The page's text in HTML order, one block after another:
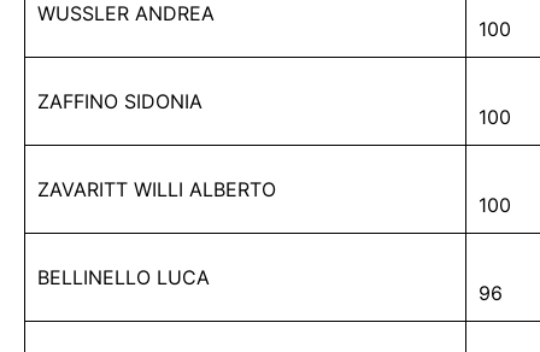
WUSSLER ANDREA
100
ZAFFINO SIDONIA
100
ZAVARITT WILLI ALBERTO
100
BELLINELLO LUCA
96